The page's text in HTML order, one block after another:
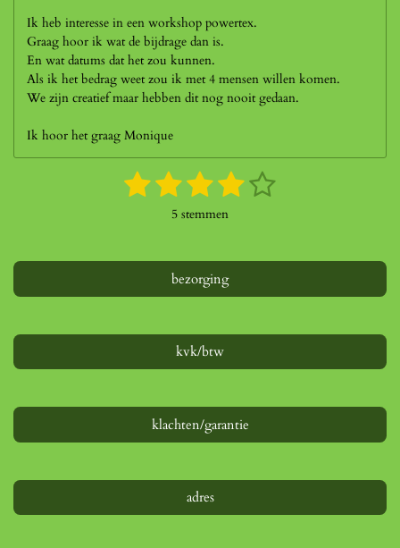
Ik heb interesse in een workshop powertex.
Graag hoor ik wat de bijdrage dan is.
En wat datums dat het zou kunnen.
Als ik het bedrag weet zou ik met 4 mensen willen komen.
We zijn creatief maar hebben dit nog nooit gedaan.
Ik hoor het graag Monique
:
e
r
n
1
e
r
2
e
r
r
3
s
e
r
r
e
4
s
e
r
r
e
5
e
r
r
e
5 stemmen
bezorging
kvk/btw
klachten/garantie
adres